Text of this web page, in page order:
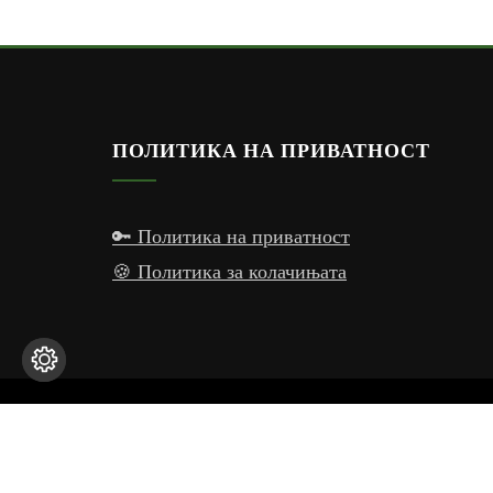
ПОЛИТИКА НА ПРИВАТНОСТ
🔑 Политика на приватност
🍪 Политика за колачињата